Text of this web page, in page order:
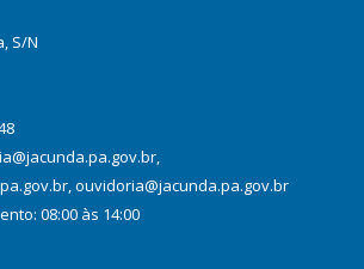
S/N
ouvidoria@jacunda.pa.gov.br
08:00 às 14:00